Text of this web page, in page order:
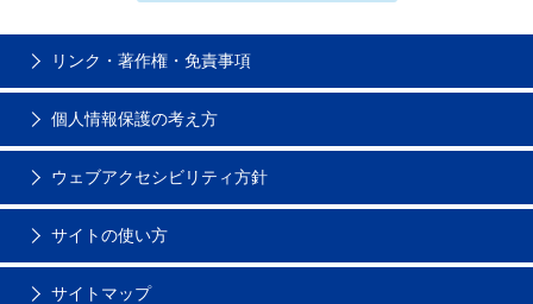
リンク・著作権・免責事項
個人情報保護の考え方
ウェブアクセシビリティ方針
サイトの使い方
サイトマップ